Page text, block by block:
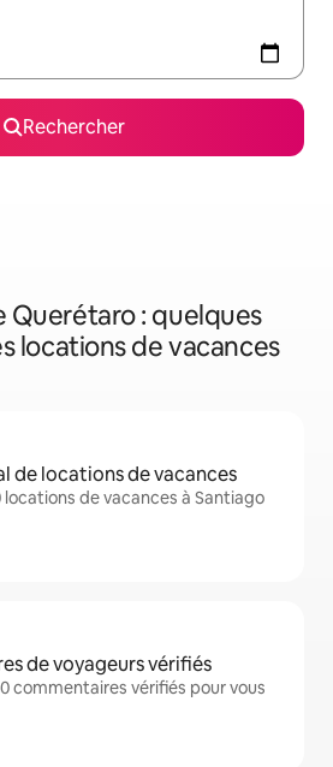
Rechercher
Querétaro : quelques
locations de vacances
de locations de vacances
locations de vacances à Santiago
de voyageurs vérifiés
commentaires vérifiés pour vous